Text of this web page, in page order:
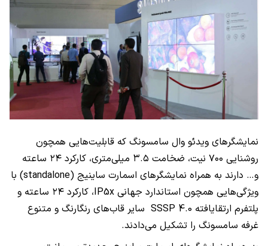
نمایشگر‌های ویدئو وال سامسونگ که قابلیت‌هایی همچون
روشنایی ۷۰۰ نیت، ضخامت ۳.۵ میلی‌متری، کارکرد ۲۴ ساعته
و… دارند به همراه نمایشگرهای اسمارت ساینیج (standalone) با
ویژگی‌هایی همچون استاندارد جهانی IP5x
، کارکرد ۲۴ ساعته و
پلتفرم ارتقایافته SSSP 4.0 سایر قاب‌های رنگارنگ و متنوع
غرفه سامسونگ را تشکیل می‌دادند.